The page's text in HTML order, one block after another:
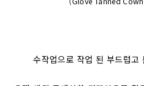
수작업으로 작업 된 부드럽고